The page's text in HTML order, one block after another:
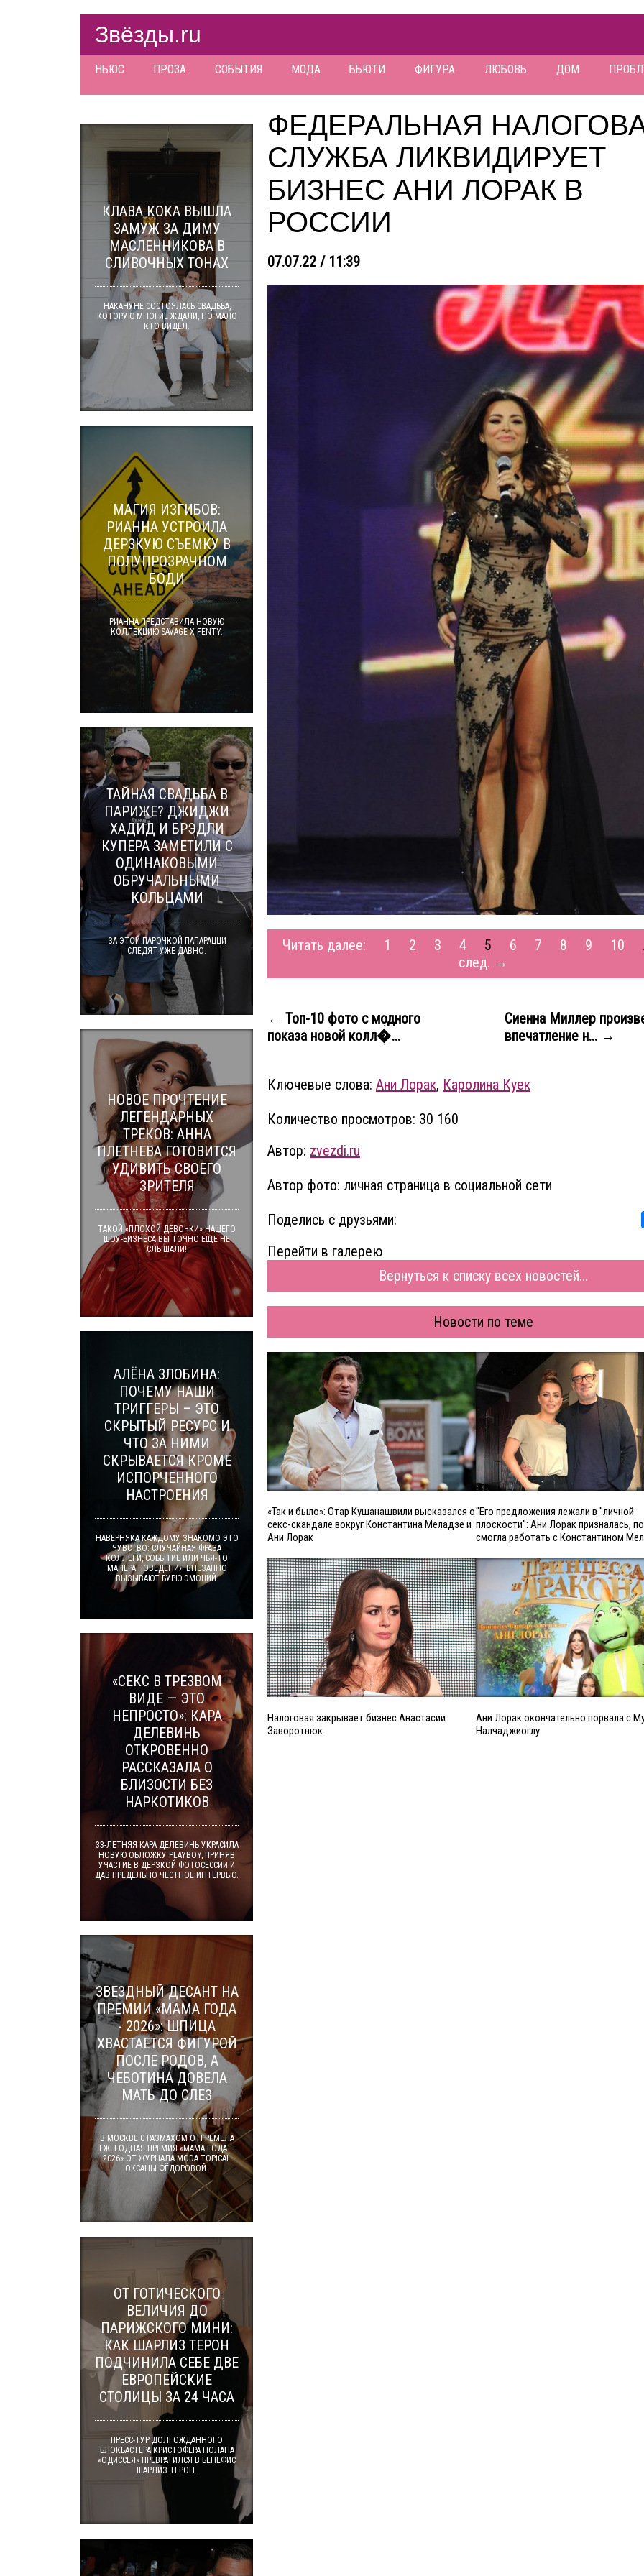
Звёзды.ru
НЬЮС ПРОЗА СОБЫТИЯ МОДА БЬЮТИ ФИГУРА ЛЮБОВЬ ДОМ
ФЕДЕРАЛЬНАЯ
СЛУЖБА ЛИКВИДИРУЕТ
БИЗНЕС АНИ ЛОРАК В
РОССИИ
07.07.22 / 11:39
Читать далее: 1 2 3 4 5 6 7 8 9 10
след. →
← Топ-10 фото с модного
показа новой колл�...
Сиенна Миллер
впечатление н... →
Ключевые слова: Ани Лорак, Каролина Куек
Количество просмотров: 30 160
Автор: zvezdi.ru
Автор фото: личная страница в социальной сети
Поделись с друзьями:
Перейти в галерею
Вернуться к списку всех новостей...
Новости по теме
«Так и было»: Отар Кушанашвили высказался о
секс-скандале вокруг Константина Меладзе и
Ани Лорак
"Его предложения лежали в "личной
плоскости": Ани Лорак призналась,
смогла работать с Константином
Налоговая закрывает бизнес Анастасии
Заворотнюк
Ани Лорак окончательно порвала с
Налчаджиоглу
КЛАВА КОКА ВЫШЛА
ЗАМУЖ ЗА ДИМУ
МАСЛЕННИКОВА В
СЛИВОЧНЫХ ТОНАХ
НАКАНУНЕ СОСТОЯЛАСЬ СВАДЬБА,
КОТОРУЮ МНОГИЕ ЖДАЛИ, НО МАЛО
КТО ВИДЕЛ.
МАГИЯ ИЗГИБОВ:
РИАННА УСТРОИЛА
ДЕРЗКУЮ СЪЕМКУ В
ПОЛУПРОЗРАЧНОМ
БОДИ
РИАННА ПРЕДСТАВИЛА НОВУЮ
КОЛЛЕКЦИЮ SAVAGE X FENTY.
ТАЙНАЯ СВАДЬБА В
ПАРИЖЕ? ДЖИДЖИ
ХАДИД И БРЭДЛИ
КУПЕРА ЗАМЕТИЛИ С
ОДИНАКОВЫМИ
ОБРУЧАЛЬНЫМИ
КОЛЬЦАМИ
ЗА ЭТОЙ ПАРОЧКОЙ ПАПАРАЦЦИ
СЛЕДЯТ УЖЕ ДАВНО.
НОВОЕ ПРОЧТЕНИЕ
ЛЕГЕНДАРНЫХ
ТРЕКОВ: АННА
ПЛЕТНЕВА ГОТОВИТСЯ
УДИВИТЬ СВОЕГО
ЗРИТЕЛЯ
ТАКОЙ «ПЛОХОЙ ДЕВОЧКИ» НАШЕГО
ШОУ-БИЗНЕСА ВЫ ТОЧНО ЕЩЕ НЕ
СЛЫШАЛИ!
АЛЁНА ЗЛОБИНА:
ПОЧЕМУ НАШИ
ТРИГГЕРЫ – ЭТО
СКРЫТЫЙ РЕСУРС И
ЧТО ЗА НИМИ
СКРЫВАЕТСЯ КРОМЕ
ИСПОРЧЕННОГО
НАСТРОЕНИЯ
НАВЕРНЯКА КАЖДОМУ ЗНАКОМО ЭТО
ЧУВСТВО: СЛУЧАЙНАЯ ФРАЗА
КОЛЛЕГИ, СОБЫТИЕ ИЛИ ЧЬЯ-ТО
МАНЕРА ПОВЕДЕНИЯ ВНЕЗАПНО
ВЫЗЫВАЮТ БУРЮ ЭМОЦИЙ.
«СЕКС В ТРЕЗВОМ
ВИДЕ — ЭТО
НЕПРОСТО»: КАРА
ДЕЛЕВИНЬ
ОТКРОВЕННО
РАССКАЗАЛА О
БЛИЗОСТИ БЕЗ
НАРКОТИКОВ
33-ЛЕТНЯЯ КАРА ДЕЛЕВИНЬ УКРАСИЛА
НОВУЮ ОБЛОЖКУ PLAYBOY, ПРИНЯВ
УЧАСТИЕ В ДЕРЗКОЙ ФОТОСЕССИИ И
ДАВ ПРЕДЕЛЬНО ЧЕСТНОЕ ИНТЕРВЬЮ.
ЗВЕЗДНЫЙ ДЕСАНТ НА
ПРЕМИИ «МАМА ГОДА
- 2026»: ШПИЦА
ХВАСТАЕТСЯ ФИГУРОЙ
ПОСЛЕ РОДОВ, А
ЧЕБОТИНА ДОВЕЛА
МАТЬ ДО СЛЕЗ
В МОСКВЕ С РАЗМАХОМ ОТГРЕМЕЛА
ЕЖЕГОДНАЯ ПРЕМИЯ «МАМА ГОДА —
2026» ОТ ЖУРНАЛА MODA TOPICAL
ОКСАНЫ ФЁДОРОВОЙ.
ОТ ГОТИЧЕСКОГО
ВЕЛИЧИЯ ДО
ПАРИЖСКОГО МИНИ:
КАК ШАРЛИЗ ТЕРОН
ПОДЧИНИЛА СЕБЕ ДВЕ
ЕВРОПЕЙСКИЕ
СТОЛИЦЫ ЗА 24 ЧАСА
ПРЕСС-ТУР ДОЛГОЖДАННОГО
БЛОКБАСТЕРА КРИСТОФЕРА НОЛАНА
«ОДИССЕЯ» ПРЕВРАТИЛСЯ В БЕНЕФИС
ШАРЛИЗ ТЕРОН.